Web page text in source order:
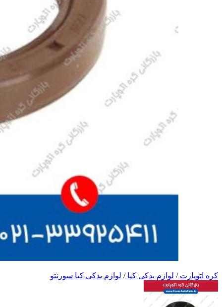
کره اتوپارت/ لوازم یدکی کیا/ لوازم یدکی کیا سورنتو